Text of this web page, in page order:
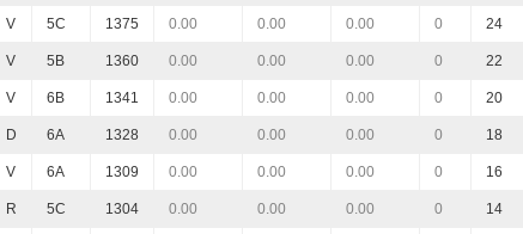
V 5C 1375 0.00 0.00 0.00 0 24
V 5B 1360 0.00 0.00 0.00 0 22
V 6B 1341 0.00 0.00 0.00 0 20
D 6A 1328 0.00 0.00 0.00 0 18
V 6A 1309 0.00 0.00 0.00 0 16
R 5C 1304 0.00 0.00 0.00 0 14